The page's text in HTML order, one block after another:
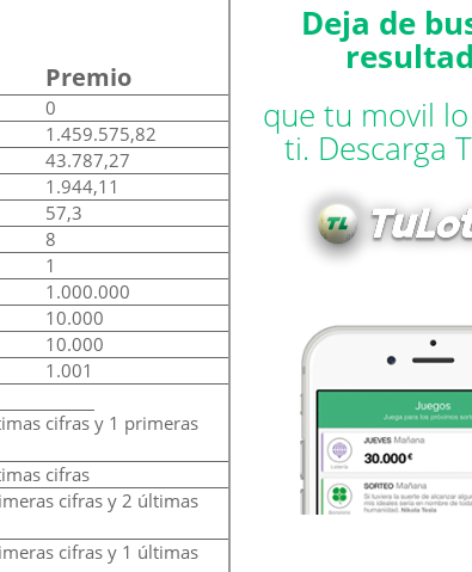
Premio
0
1.459.575,82
43.787,27
1.944,11
57,3
8
1
1.000.000
10.000
10.000
1.001
cifras y 1 primeras
cifras
cifras y 2 últimas
cifras y 1 últimas
Deja de
que tu movil
ti. Descarga